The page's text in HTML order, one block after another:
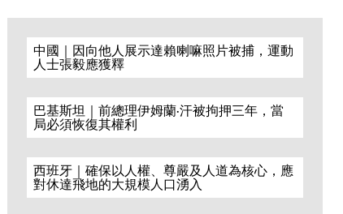
中國｜因向他人展示達賴喇嘛照片被捕，運動
人士張毅應獲釋
巴基斯坦｜前總理伊姆蘭·汗被拘押三年，當
局必須恢復其權利
西班牙｜確保以人權、尊嚴及人道為核心，應
對休達飛地的大規模人口湧入